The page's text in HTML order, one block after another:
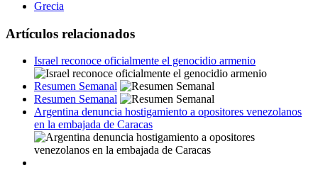
Grecia
Artículos relacionados
Israel reconoce oficialmente el genocidio armenio
Resumen Semanal
Resumen Semanal
Argentina denuncia hostigamiento a opositores venezolanos
en la embajada de Caracas